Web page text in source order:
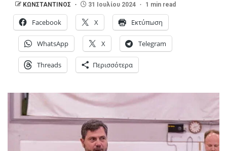
ΚΩΝΣΤΑΝΤΙΝΟΣ 31 Ιουλίου 2024 1 min read
Facebook X Εκτύπωση
WhatsApp X Telegram
Threads Περισσότερα